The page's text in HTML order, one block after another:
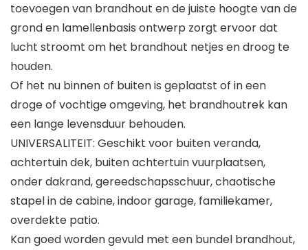
toevoegen van brandhout en de juiste hoogte van de
grond en lamellenbasis ontwerp zorgt ervoor dat
lucht stroomt om het brandhout netjes en droog te
houden.
Of het nu binnen of buiten is geplaatst of in een
droge of vochtige omgeving, het brandhoutrek kan
een lange levensduur behouden.
UNIVERSALITEIT: Geschikt voor buiten veranda,
achtertuin dek, buiten achtertuin vuurplaatsen,
onder dakrand, gereedschapsschuur, chaotische
stapel in de cabine, indoor garage, familiekamer,
overdekte patio.
Kan goed worden gevuld met een bundel brandhout,